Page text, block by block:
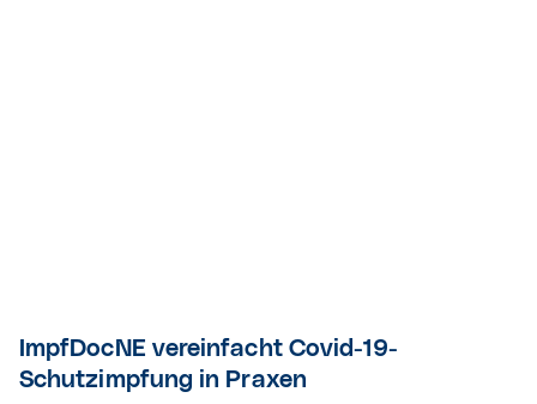
ImpfDocNE vereinfacht Covid-19-
Schutzimpfung in Praxen